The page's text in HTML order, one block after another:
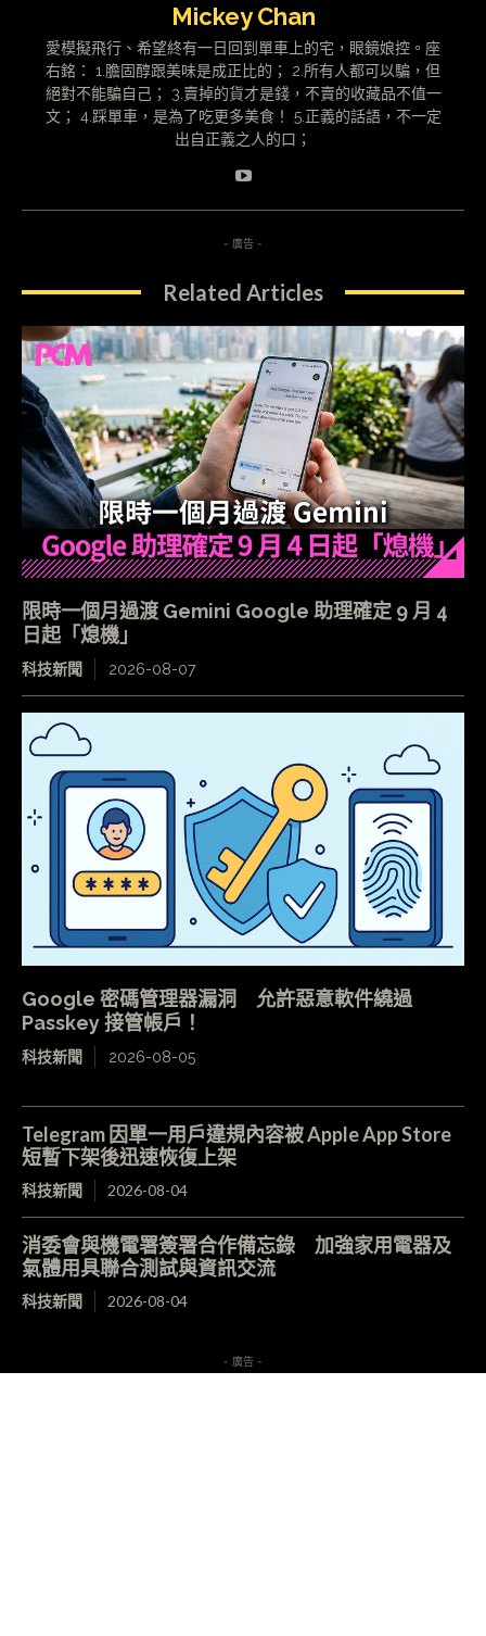
Mickey Chan
愛模擬飛行、希望終有一日回到單車上的宅，眼鏡娘控。座
右銘： 1.膽固醇跟美味是成正比的； 2.所有人都可以騙，但
絕對不能騙自己； 3.賣掉的貨才是錢，不賣的收藏品不值一
文； 4.踩單車，是為了吃更多美食！ 5.正義的話語，不一定
出自正義之人的口；
- 廣告 -
Related Articles
限時一個月過渡 Gemini Google 助理確定 9 月 4
日起「熄機」
科技新聞 2026-08-07
Google 密碼管理器漏洞 允許惡意軟件繞過
Passkey 接管帳戶！
科技新聞 2026-08-05
Telegram 因單一用戶違規內容被 Apple App Store
短暫下架後迅速恢復上架
科技新聞 2026-08-04
消委會與機電署簽署合作備忘錄 加強家用電器及
氣體用具聯合測試與資訊交流
科技新聞 2026-08-04
- 廣告 -